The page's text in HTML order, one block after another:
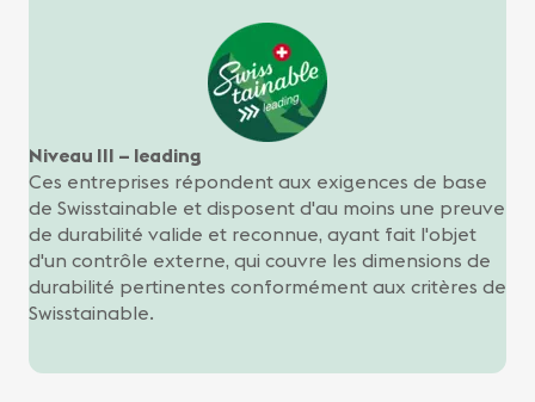
Niveau III – leading
Ces entreprises répondent aux exigences de base
de Swisstainable et disposent d'au moins une preuve
de durabilité valide et reconnue, ayant fait l'objet
d'un contrôle externe, qui couvre les dimensions de
durabilité pertinentes conformément aux critères de
Swisstainable.